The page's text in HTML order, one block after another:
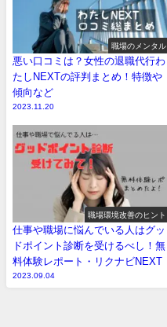
職場のメンタル
悪い口コミは？女性の退職代行わ
たしNEXTの評判まとめ！特徴や
傾向など
2023.11.20
職場環境改善のヒント
仕事や職場に悩んでいる人はグッ
ドポイント診断を受けるべし！無
料体験レポート・リクナビNEXT
2023.09.04